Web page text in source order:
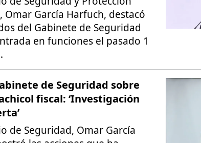
Omar García Harfuch, destacó
del Gabinete de Seguridad
en funciones el pasado 1
de Seguridad sobre
fiscal: ‘Investigación
de Seguridad, Omar García